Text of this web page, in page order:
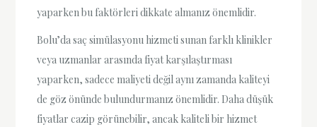
yaparken bu faktörleri dikkate almanız önemlidir.
Bolu’da saç simülasyonu hizmeti sunan farklı klinikler
veya uzmanlar arasında fiyat karşılaştırması
yaparken, sadece maliyeti değil aynı zamanda kaliteyi
de göz önünde bulundurmanız önemlidir. Daha düşük
fiyatlar cazip görünebilir, ancak kaliteli bir hizmet